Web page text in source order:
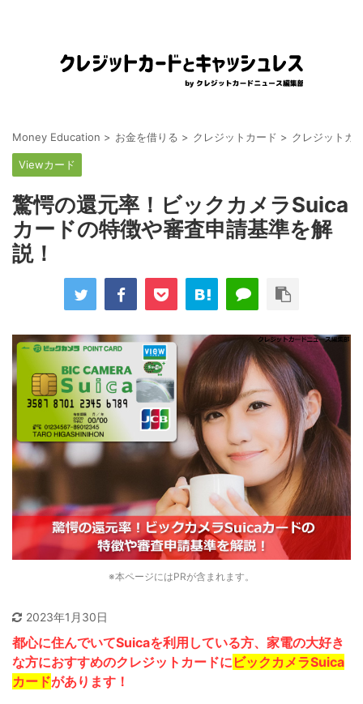
Money Education > お金を借りる > クレジットカード > クレジットカ
Viewカード
驚愕の還元率！ビックカメラSuica
カードの特徴や審査申請基準を解
説！
※本ページにはPRが含まれます。
2023年1月30日
都心に住んでいてSuicaを利用している方、家電の大好き
な方におすすめのクレジットカードに ビックカメラSuica
カードがあります！